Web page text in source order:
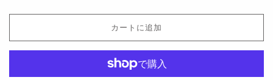
カートに追加